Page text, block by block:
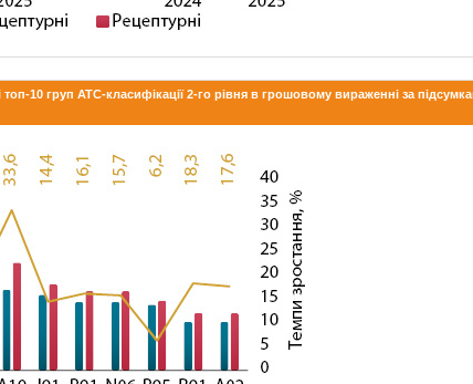
10 груп АТС-класифікації 2-го рівня в грошовому вираженні за